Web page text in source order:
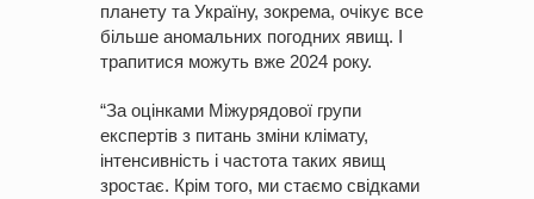
планету та Україну, зокрема, очікує все
більше аномальних погодних явищ. І
трапитися можуть вже 2024 року.
“За оцінками Міжурядової групи
експертів з питань зміни клімату,
інтенсивність і частота таких явищ
зростає. Крім того, ми стаємо свідками